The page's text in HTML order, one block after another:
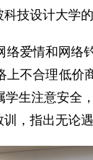
技设计大学
情和网络
不合理低
生注意安
，指出无论